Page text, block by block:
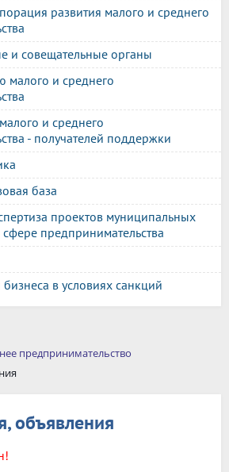
развития малого и среднего
и совещательные органы
малого и среднего
и среднего
- получателей поддержки
база
проектов муниципальных
предпринимательства
в условиях санкций
предпринимательство
объявления